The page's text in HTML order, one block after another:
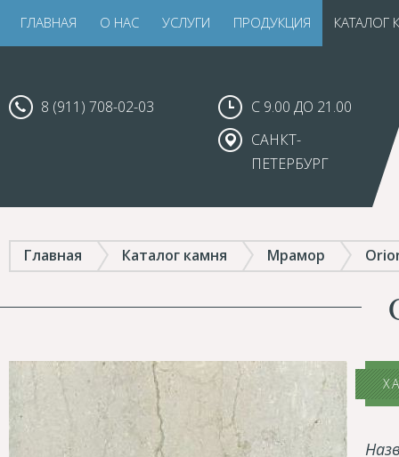
ГЛАВНАЯ О НАС УСЛУГИ ПРОДУКЦИЯ КАТАЛОГ
8 (911) 708-02-03
С 9.00 ДО 21.00
САНКТ-
ПЕТЕРБУРГ
Главная Каталог камня Мрамор